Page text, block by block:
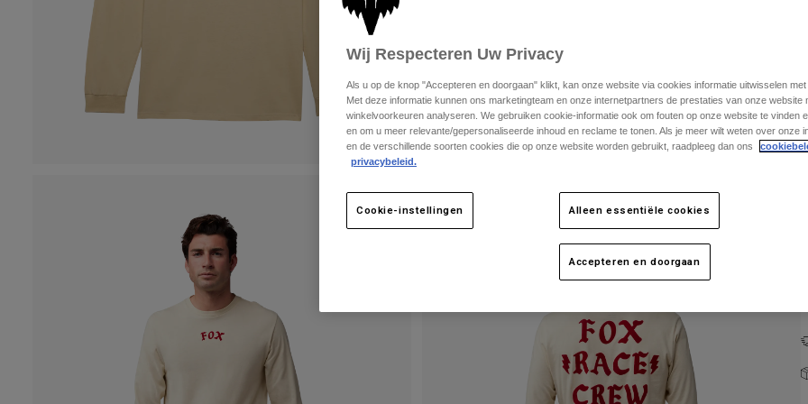
Wij Respecteren Uw Privacy
Als u op de knop "Accepteren en doorgaan" klikt, kan onze website via cookies informatie uitwisselen met
Met deze informatie kunnen ons marketingteam en onze internetpartners de prestaties van onze website
winkelvoorkeuren analyseren. We gebruiken cookie-informatie ook om fouten op onze website te vinden
en om u meer relevante/gepersonaliseerde inhoud en reclame te tonen. Als je meer wilt weten over onze
en de verschillende soorten cookies die op onze website worden gebruikt, raadpleeg dan ons
privacybeleid.
Cookie-instellingen Alleen essentiële cookies
Accepteren en doorgaan